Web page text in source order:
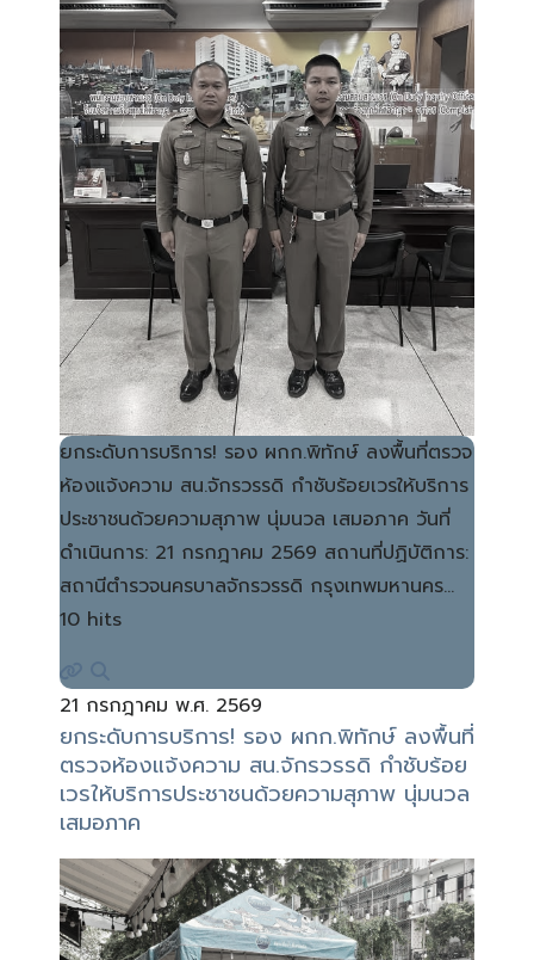
ยกระดับการบริการ! รอง ผกก.พิทักษ์ ลงพื้นที่ตรวจ
ห้องแจ้งความ สน.จักรวรรดิ กำชับร้อยเวรให้บริการ
ประชาชนด้วยความสุภาพ นุ่มนวล เสมอภาค วันที่
ดำเนินการ: 21 กรกฎาคม 2569 สถานที่ปฏิบัติการ:
สถานีตำรวจนครบาลจักรวรรดิ กรุงเทพมหานคร…
10 hits
21 กรกฎาคม พ.ศ. 2569
ยกระดับการบริการ! รอง ผกก.พิทักษ์ ลงพื้นที่
ตรวจห้องแจ้งความ สน.จักรวรรดิ กำชับร้อย
เวรให้บริการประชาชนด้วยความสุภาพ นุ่มนวล
เสมอภาค